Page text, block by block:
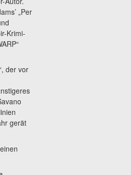
„Per
Krimi-
der vor
gerät